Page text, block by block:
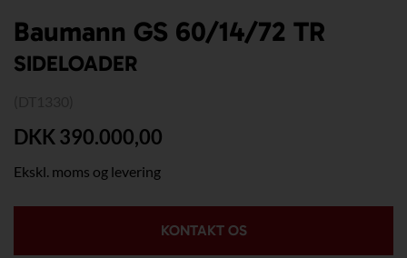
Baumann GS 60/14/72 TR
SIDELOADER
DKK 390.000,00
Ekskl. moms og levering
KONTAKT OS